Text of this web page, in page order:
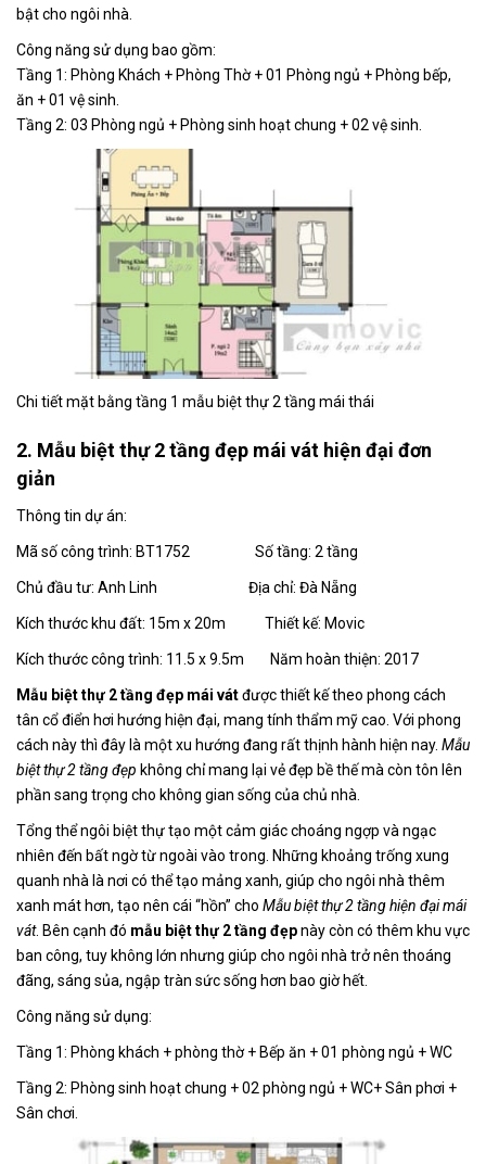
bật cho ngôi nhà.
Công năng sử dụng bao gồm:
Tầng 1: Phòng Khách + Phòng Thờ + 01 Phòng ngủ + Phòng bếp,
ăn + 01 vệ sinh.
Tầng 2: 03 Phòng ngủ + Phòng sinh hoạt chung + 02 vệ sinh.
Chi tiết mặt bằng tầng 1 mẫu biệt thự 2 tầng mái thái
2. Mẫu biệt thự 2 tầng đẹp mái vát hiện đại đơn
giản
Thông tin dự án:
Mã số công trình: BT1752 Số tầng: 2 tầng
Chủ đầu tư: Anh Linh Địa chỉ: Đà Nẵng
Kích thước khu đất: 15m x 20m Thiết kế: Movic
Kích thước công trình: 11.5 x 9.5m Năm hoàn thiện: 2017
Mẫu biệt thự 2 tầng đẹp mái vátđược thiết kế theo phong cách
tân cổ điển hơi hướng hiện đại, mang tính thẩm mỹ cao. Với phong
cách này thì đây là một xu hướng đang rất thịnh hành hiện nay. Mẫu
biệt thự 2 tầng đẹp không chỉ mang lại vẻ đẹp bề thế mà còn tôn lên
phần sang trọng cho không gian sống của chủ nhà.
Tổng thể ngôi biệt thự tạo một cảm giác choáng ngợp và ngạc
nhiên đến bất ngờ từ ngoài vào trong. Những khoảng trống xung
quanh nhà là nơi có thể tạo mảng xanh, giúp cho ngôi nhà thêm
xanh mát hơn, tạo nên cái “hồn” cho Mẫu biệt thự 2 tầng hiện đại mái
vát. Bên cạnh đó mẫu biệt thự 2 tầng đẹpnày còn có thêm khu vực
ban công, tuy không lớn nhưng giúp cho ngôi nhà trở nên thoáng
đãng, sáng sủa, ngập tràn sức sống hơn bao giờ hết.
Công năng sử dụng:
Tầng 1: Phòng khách + phòng thờ + Bếp ăn + 01 phòng ngủ + WC
Tầng 2: Phòng sinh hoạt chung + 02 phòng ngủ + WC+ Sân phơi +
Sân chơi.